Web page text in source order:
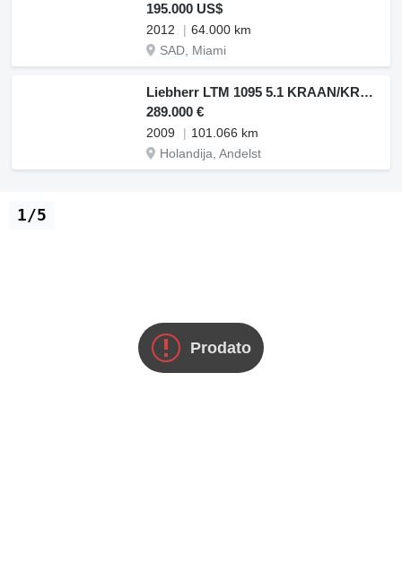
195.000 US$
2012
64.000 km
SAD, Miami
Liebherr LTM 1095 5.1 KRAAN/KRAN/CRANE/GRUA
289.000 €
2009
101.066 km
Holandija, Andelst
Prodato
1/5